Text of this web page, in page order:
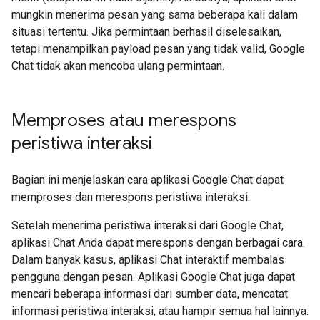
mungkin menerima pesan yang sama beberapa kali dalam
situasi tertentu. Jika permintaan berhasil diselesaikan,
tetapi menampilkan payload pesan yang tidak valid, Google
Chat tidak akan mencoba ulang permintaan.
Memproses atau merespons
peristiwa interaksi
Bagian ini menjelaskan cara aplikasi Google Chat dapat
memproses dan merespons peristiwa interaksi.
Setelah menerima peristiwa interaksi dari Google Chat,
aplikasi Chat Anda dapat merespons dengan berbagai cara.
Dalam banyak kasus, aplikasi Chat interaktif membalas
pengguna dengan pesan. Aplikasi Google Chat juga dapat
mencari beberapa informasi dari sumber data, mencatat
informasi peristiwa interaksi, atau hampir semua hal lainnya.